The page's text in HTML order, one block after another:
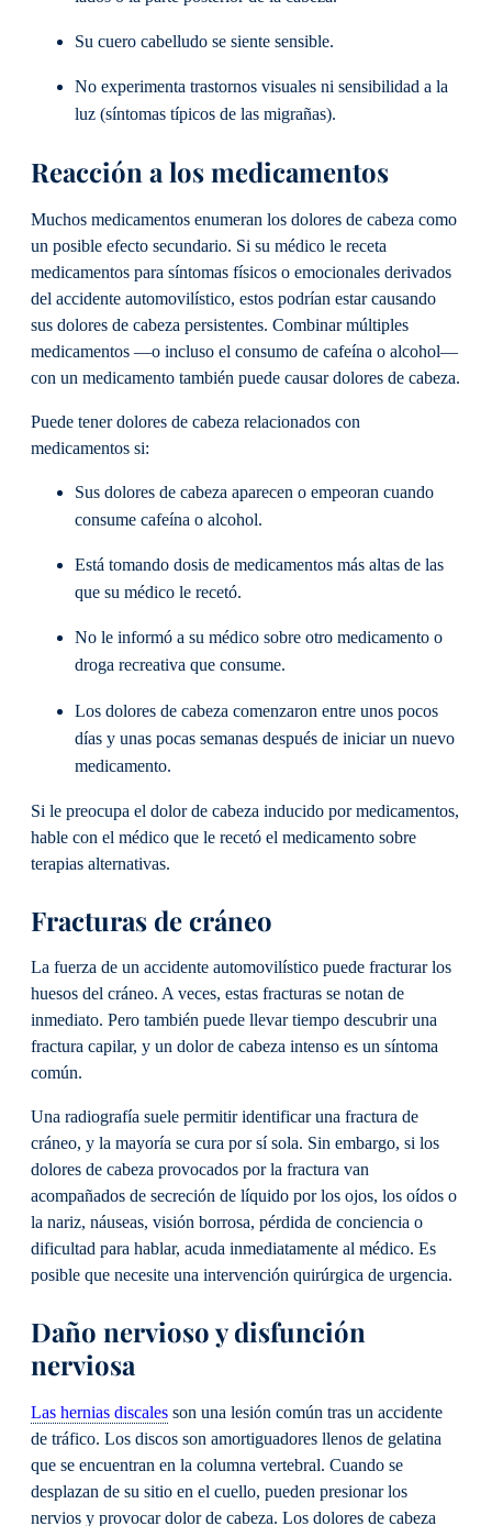
Su cuero cabelludo se siente sensible.
No experimenta trastornos visuales ni sensibilidad a la
luz (síntomas típicos de las migrañas).
Reacción a los medicamentos
Muchos medicamentos enumeran los dolores de cabeza como
un posible efecto secundario. Si su médico le receta
medicamentos para síntomas físicos o emocionales derivados
del accidente automovilístico, estos podrían estar causando
sus dolores de cabeza persistentes. Combinar múltiples
medicamentos —o incluso el consumo de cafeína o alcohol—
con un medicamento también puede causar dolores de cabeza.
Puede tener dolores de cabeza relacionados con
medicamentos si:
Sus dolores de cabeza aparecen o empeoran cuando
consume cafeína o alcohol.
Está tomando dosis de medicamentos más altas de las
que su médico le recetó.
No le informó a su médico sobre otro medicamento o
droga recreativa que consume.
Los dolores de cabeza comenzaron entre unos pocos
días y unas pocas semanas después de iniciar un nuevo
medicamento.
Si le preocupa el dolor de cabeza inducido por medicamentos,
hable con el médico que le recetó el medicamento sobre
terapias alternativas.
Fracturas de cráneo
La fuerza de un accidente automovilístico puede fracturar los
huesos del cráneo. A veces, estas fracturas se notan de
inmediato. Pero también puede llevar tiempo descubrir una
fractura capilar, y un dolor de cabeza intenso es un síntoma
común.
Una radiografía suele permitir identificar una fractura de
cráneo, y la mayoría se cura por sí sola. Sin embargo, si los
dolores de cabeza provocados por la fractura van
acompañados de secreción de líquido por los ojos, los oídos o
la nariz, náuseas, visión borrosa, pérdida de conciencia o
dificultad para hablar, acuda inmediatamente al médico. Es
posible que necesite una intervención quirúrgica de urgencia.
Daño nervioso y disfunción
nerviosa
Las hernias discales son una lesión común tras un accidente
de tráfico. Los discos son amortiguadores llenos de gelatina
que se encuentran en la columna vertebral. Cuando se
desplazan de su sitio en el cuello, pueden presionar los
nervios y provocar dolor de cabeza. Los dolores de cabeza